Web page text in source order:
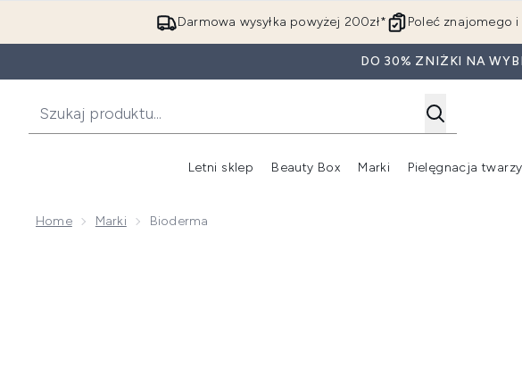
Darmowa wysyłka powyżej 200zł* Poleć znajomego i
DO 30% ZNIŻKI NA
Letni sklep Beauty Box
Wejdź do
Marki Pielęgnacja twarzy
Home Marki Bioderma